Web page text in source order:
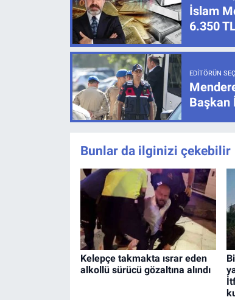
İslam
6.350
EDITÖRÜN
Başkan
Bunlar da ilginizi çekebilir
Kelepçe takmakta ısrar eden
alkollü sürücü gözaltına alındı